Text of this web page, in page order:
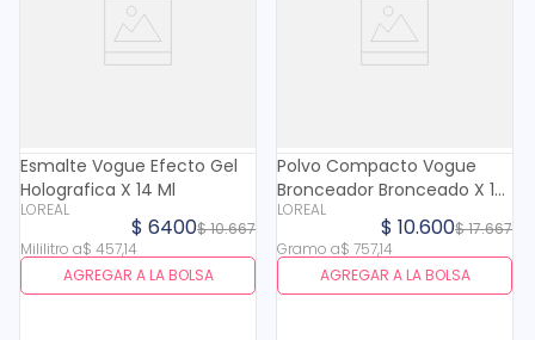
Esmalte Vogue Efecto Gel
Holografica X 14 Ml
LOREAL
$10.667
$ 6400
Mililitro a$ 457,14
AGREGAR A LA BOLSA
Polvo Compacto Vogue
Bronceador Bronceado X 14
Gr
LOREAL
$17.667
$ 10.600
Gramo a$ 757,14
AGREGAR A LA BOLSA